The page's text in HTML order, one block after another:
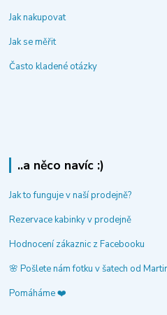
Jak nakupovat
Jak se měřit
Často kladené otázky
..a něco navíc :)
Jak to funguje v naší prodejně?
Rezervace kabinky v prodejně
Hodnocení zákaznic z Facebooku
🌸 Pošlete nám fotku v šatech od
Pomáháme ❤️